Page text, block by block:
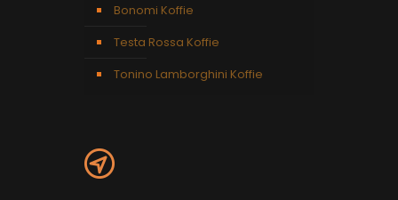
Bonomi Koffie
Testa Rossa Koffie
Tonino Lamborghini Koffie